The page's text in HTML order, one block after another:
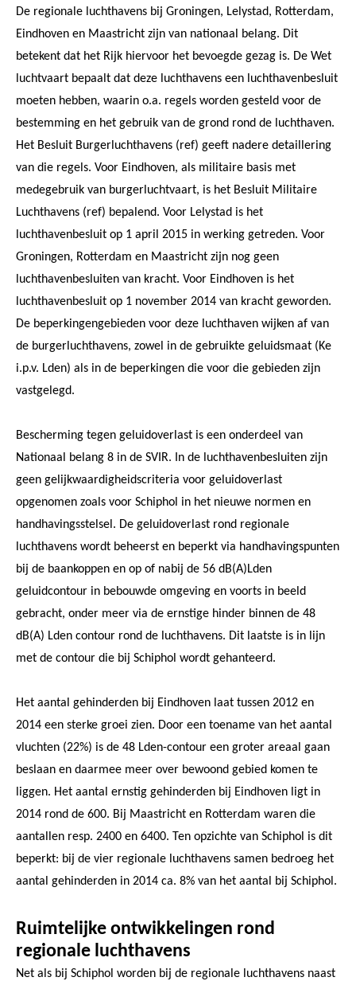
De regionale luchthavens bij Groningen, Lelystad, Rotterdam,
Eindhoven en Maastricht zijn van nationaal belang. Dit
betekent dat het Rijk hiervoor het bevoegde gezag is. De Wet
luchtvaart bepaalt dat deze luchthavens een luchthavenbesluit
moeten hebben, waarin o.a. regels worden gesteld voor de
bestemming en het gebruik van de grond rond de luchthaven.
Het Besluit Burgerluchthavens (ref) geeft nadere detaillering
van die regels. Voor Eindhoven, als militaire basis met
medegebruik van burgerluchtvaart, is het Besluit Militaire
Luchthavens (ref) bepalend. Voor Lelystad is het
luchthavenbesluit op 1 april 2015 in werking getreden. Voor
Groningen, Rotterdam en Maastricht zijn nog geen
luchthavenbesluiten van kracht. Voor Eindhoven is het
luchthavenbesluit op 1 november 2014 van kracht geworden.
De beperkingengebieden voor deze luchthaven wijken af van
de burgerluchthavens, zowel in de gebruikte geluidsmaat (Ke
i.p.v. Lden) als in de beperkingen die voor die gebieden zijn
vastgelegd.
Bescherming tegen geluidoverlast is een onderdeel van
Nationaal belang 8 in de SVIR. In de luchthavenbesluiten zijn
geen gelijkwaardigheidscriteria voor geluidoverlast
opgenomen zoals voor Schiphol in het nieuwe normen en
handhavingsstelsel. De geluidoverlast rond regionale
luchthavens wordt beheerst en beperkt via handhavingspunten
bij de baankoppen en op of nabij de 56 dB(A)Lden
geluidcontour in bebouwde omgeving en voorts in beeld
gebracht, onder meer via de ernstige hinder binnen de 48
dB(A) Lden contour rond de luchthavens. Dit laatste is in lijn
met de contour die bij Schiphol wordt gehanteerd.
Het aantal gehinderden bij Eindhoven laat tussen 2012 en
2014 een sterke groei zien. Door een toename van het aantal
vluchten (22%) is de 48 Lden-contour een groter areaal gaan
beslaan en daarmee meer over bewoond gebied komen te
liggen. Het aantal ernstig gehinderden bij Eindhoven ligt in
2014 rond de 600. Bij Maastricht en Rotterdam waren die
aantallen resp. 2400 en 6400. Ten opzichte van Schiphol is dit
beperkt: bij de vier regionale luchthavens samen bedroeg het
aantal gehinderden in 2014 ca. 8% van het aantal bij Schiphol.
Ruimtelijke ontwikkelingen rond
regionale luchthavens
Net als bij Schiphol worden bij de regionale luchthavens naast